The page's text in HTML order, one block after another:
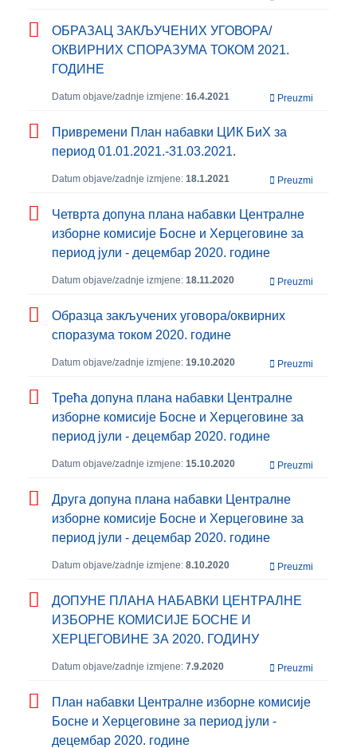
ОБРАЗАЦ ЗАКЉУЧЕНИХ УГОВОРА/
ОКВИРНИХ СПОРАЗУМА ТОКОМ 2021.
ГОДИНЕ
Datum objave/zadnje izmjene: 16.4.2021 Preuzmi
Привремени План набавки ЦИК БиХ за
период 01.01.2021.-31.03.2021.
Datum objave/zadnje izmjene: 18.1.2021 Preuzmi
Четврта допуна плана набавки Централне
изборне комисије Босне и Херцеговине за
период јули - децембар 2020. године
Datum objave/zadnje izmjene: 18.11.2020 Preuzmi
Образца закључених уговора/оквирних
споразума током 2020. године
Datum objave/zadnje izmjene: 19.10.2020 Preuzmi
Трећа допуна плана набавки Централне
изборне комисије Босне и Херцеговине за
период јули - децембар 2020. године
Datum objave/zadnje izmjene: 15.10.2020 Preuzmi
Друга допуна плана набавки Централне
изборне комисије Босне и Херцеговине за
период јули - децембар 2020. године
Datum objave/zadnje izmjene: 8.10.2020 Preuzmi
ДОПУНЕ ПЛАНА НАБАВКИ ЦЕНТРАЛНЕ
ИЗБОРНЕ КОМИСИЈЕ БОСНЕ И
ХЕРЦЕГОВИНЕ ЗА 2020. ГОДИНУ
Datum objave/zadnje izmjene: 7.9.2020 Preuzmi
План набавки Централне изборне комисије
Босне и Херцеговине за период јули -
децембар 2020. године